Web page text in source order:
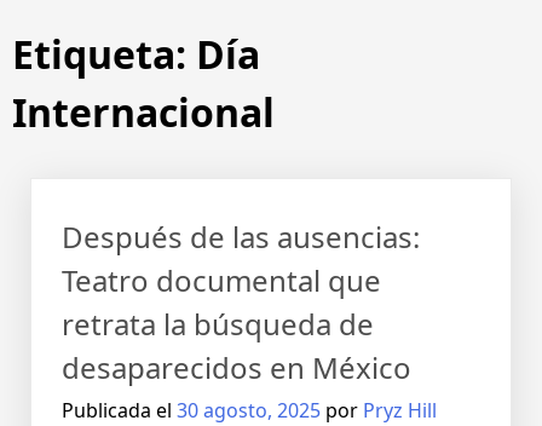
Etiqueta: Día
Internacional
Después de las ausencias:
Teatro documental que
retrata la búsqueda de
desaparecidos en México
Publicada el 30 agosto, 2025 por Pryz Hill